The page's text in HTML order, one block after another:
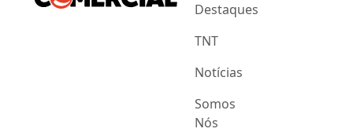
Destaques
TNT
Notícias
Somos
Nós